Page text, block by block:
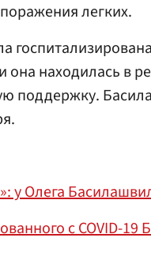
легких.
она находилась в
поддержку.
у Олега
с COVID-19